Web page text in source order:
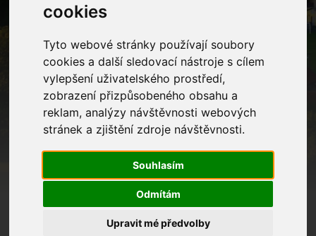
cookies
Tyto webové stránky používají soubory
cookies a další sledovací nástroje s cílem
vylepšení uživatelského prostředí,
zobrazení přizpůsobeného obsahu a
reklam, analýzy návštěvnosti webových
stránek a zjištění zdroje návštěvnosti.
Souhlasím
Odmítám
Upravit mé předvolby
Mateřská škola
Mateřská škola
Kontakty
Ostatní informace
Oznámení MŠ